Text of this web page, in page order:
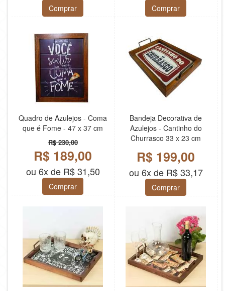
Comprar Comprar
Quadro de Azulejos - Coma
que é Fome - 47 x 37 cm
R$ 230,00
R$ 189,00
ou 6x de R$ 31,50
Comprar
Bandeja Decorativa de
Azulejos - Cantinho do
Churrasco 33 x 23 cm
R$ 199,00
ou 6x de R$ 33,17
Comprar